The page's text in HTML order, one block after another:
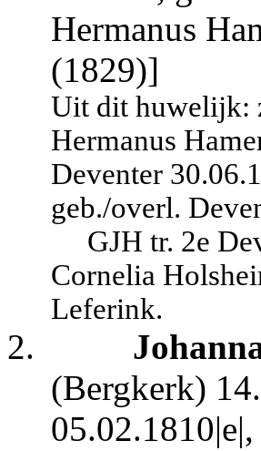
Hermanus
(1829)]
Uit dit huwelijk:
Hermanus
Deventer
geb./overl.
GJH tr. 2e
Cornelia
Leferink.
2.
(Bergkerk)